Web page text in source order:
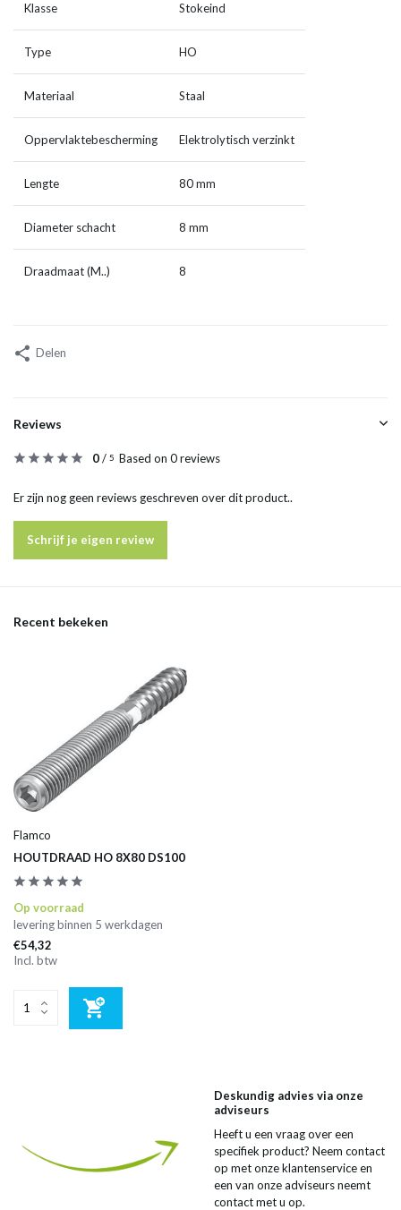
Klasse Stokeind
Type HO
Materiaal Staal
Oppervlaktebescherming Elektrolytisch verzinkt
Lengte 80 mm
Diameter schacht 8 mm
Draadmaat (M..) 8
Delen
Reviews
0/ 5 Based on 0 reviews
Er zijn nog geen reviews geschreven over dit product..
Schrijf je eigen review
Recent bekeken
Flamco
HOUTDRAAD HO 8X80 DS100
Op voorraad
levering binnen 5 werkdagen
€54,32
Incl. btw
Deskundig advies via onze
adviseurs
Heeft u een vraag over een
specifiek product? Neem contact
op met onze klantenservice en
een van onze adviseurs neemt
contact met u op.